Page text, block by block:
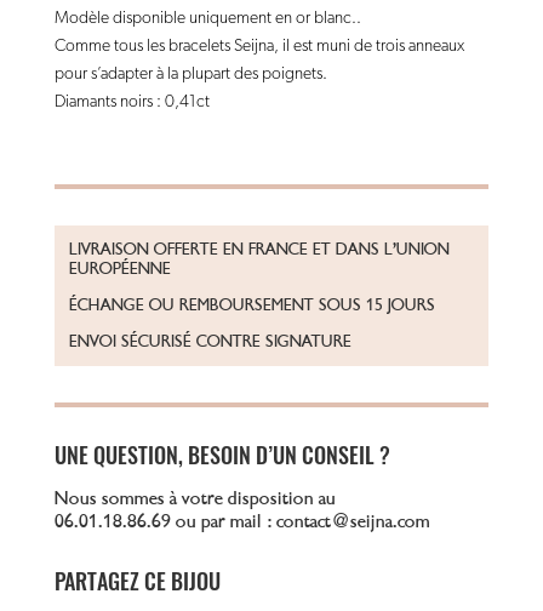
Modèle disponible uniquement en or blanc..
Comme tous les bracelets Seijna, il est muni de trois anneaux
pour s’adapter à la plupart des poignets.
Diamants noirs : 0,41ct
LIVRAISON OFFERTE EN FRANCE ET DANS L’UNION
EUROPÉENNE
ÉCHANGE OU REMBOURSEMENT SOUS 15 JOURS
ENVOI SÉCURISÉ CONTRE SIGNATURE
UNE QUESTION, BESOIN D’UN CONSEIL ?
Nous sommes à votre disposition au
06.01.18.86.69 ou par mail : contact@seijna.com
PARTAGEZ CE BIJOU